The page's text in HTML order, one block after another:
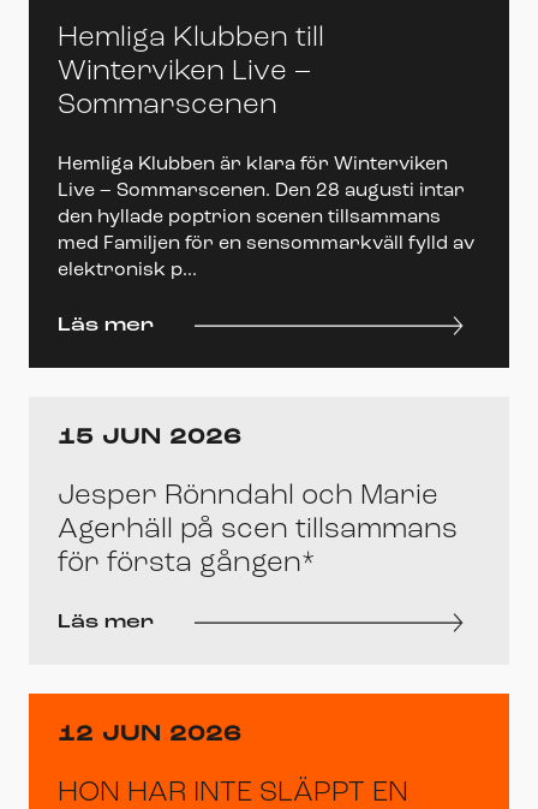
Hemliga Klubben till
Winterviken Live –
Sommarscenen
Hemliga Klubben är klara för Winterviken
Live – Sommarscenen. Den 28 augusti intar
den hyllade poptrion scenen tillsammans
med Familjen för en sensommarkväll fylld av
elektronisk p...
Läs mer
15 JUN 2026
Jesper Rönndahl och Marie
Agerhäll på scen tillsammans
för första gången*
Läs mer
12 JUN 2026
HON HAR INTE SLÄPPT EN